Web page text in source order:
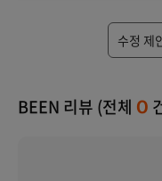
수정 제
BEEN 리뷰 (전체 0